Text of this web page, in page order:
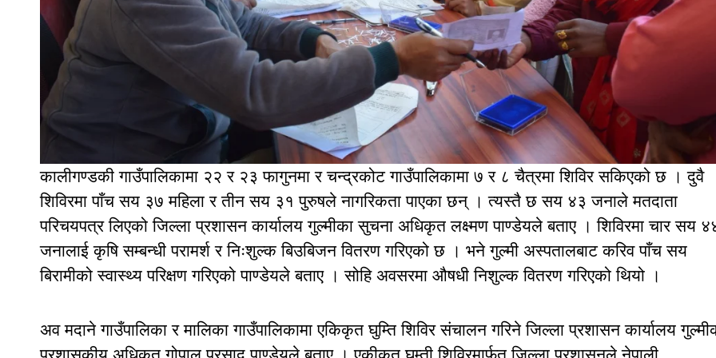
कालीगण्डकी गाउँपालिकामा २२ र २३ फागुनमा र चन्द्रकोट गाउँपालिकामा ७ र ८ चैत्रमा शिविर सकिएको छ । दुवै
शिविरमा पाँच सय ३७ महिला र तीन सय ३१ पुरुषले नागरिकता पाएका छन् । त्यस्तै छ सय ४३ जनाले मतदाता
परिचयपत्र लिएको जिल्ला प्रशासन कार्यालय गुल्मीका सुचना अधिकृत लक्ष्मण पाण्डेयले बताए । शिविरमा चार सय
जनालाई कृषि सम्बन्धी परामर्श र निःशुल्क बिउबिजन वितरण गरिएको छ । भने गुल्मी अस्पतालबाट करिव पाँच सय
बिरामीको स्वास्थ्य परिक्षण गरिएको पाण्डेयले बताए । सोहि अवसरमा औषधी निशुल्क वितरण गरिएको थियो ।
अव मदाने गाउँपालिका र मालिका गाउँपालिकामा एकिकृत घुम्ति शिविर संचालन गरिने जिल्ला प्रशासन कार्यालय